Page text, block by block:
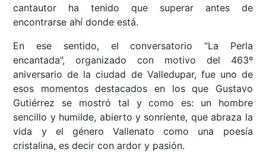
cantautor ha tenido que superar antes de
encontrarse ahí donde está.
En ese sentido, el conversatorio “La Perla
encantada”, organizado con motivo del 463º
aniversario de la ciudad de Valledupar, fue uno de
esos momentos destacados en los que Gustavo
Gutiérrez se mostró tal y como es: un hombre
sencillo y humilde, abierto y sonriente, que abraza la
vida y el género Vallenato como una poesía
cristalina, es decir con ardor y pasión.